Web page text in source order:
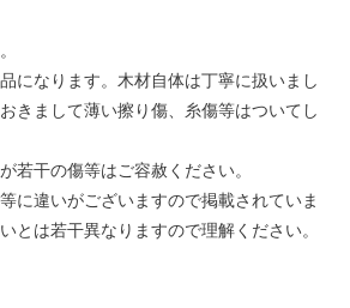
になります。木材自体は丁寧に扱いまし
きまして薄い擦り傷、糸傷等はついてし
若干の傷等はご容赦ください。
に違いがございますので掲載されていま
とは若干異なりますので理解ください。